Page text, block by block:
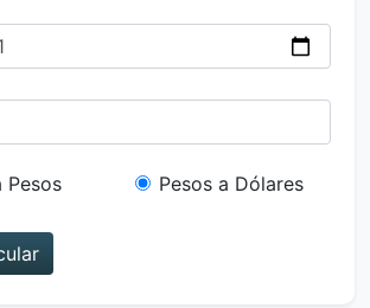
Pesos Pesos a Dólares